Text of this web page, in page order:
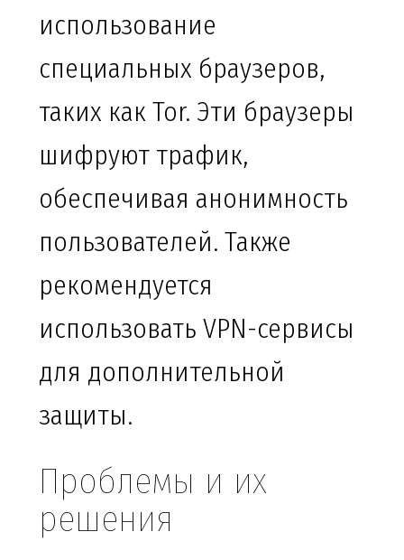
использование
специальных браузеров,
таких как Tor. Эти браузеры
шифруют трафик,
обеспечивая анонимность
пользователей. Также
рекомендуется
использовать VPN-сервисы
для дополнительной
защиты.
Проблемы и их
решения